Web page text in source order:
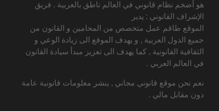
هو أضخم نظام قانوني في العالم ناطق بالعربية . فريق
الإشراف القانوني : يدير
الموقع طاقم عمل متخصص من المحامين و القانون من
جميع الدول العربية , و يهدف الموقع الى زيادة الوعي و
الثقافية القانونية , كما يهدف الى تعزيز مبدأ سيادة القانون
في العالم العربي .
نعم نحن موقع قانوني مجاني , ينشر معلومات قانونية عامة
دون مقابل مالي .